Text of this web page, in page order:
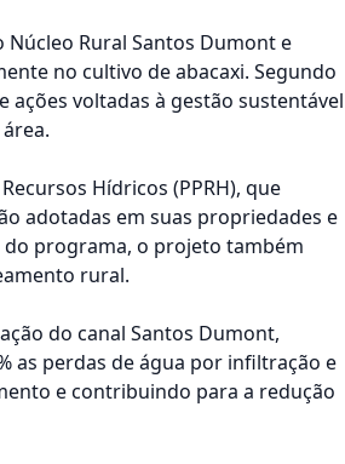
Rural Santos Dumont e
no cultivo de abacaxi. Segundo
voltadas à gestão sustentável
Hídricos (PPRH), que
adotadas em suas propriedades e
do programa, o projeto também
rural.
do canal Santos Dumont,
as perdas de água por infiltração e
e contribuindo para a redução